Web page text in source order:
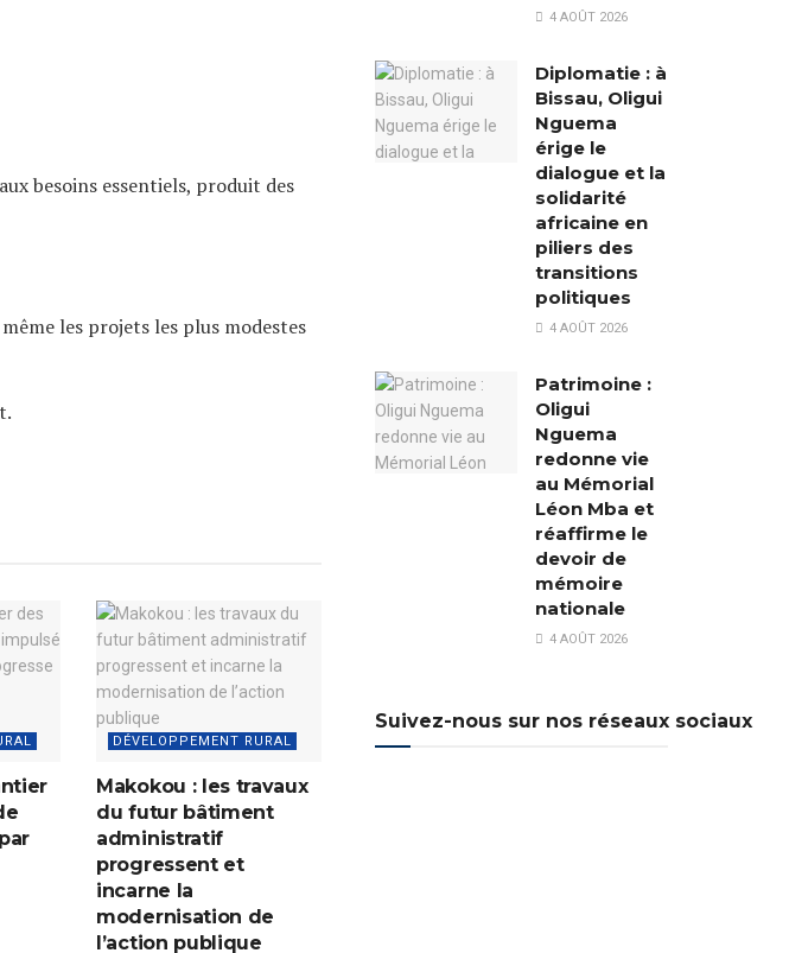
besoins essentiels, produit des
les projets les plus modestes
DÉVELOPPEMENT RURAL
Makokou : les travaux
du futur bâtiment
administratif
progressent et
incarne la
modernisation de
l’action publique
4 AOÛT 2026
Diplomatie : à
Bissau, Oligui
Nguema
érige le
dialogue et la
solidarité
africaine en
piliers des
transitions
politiques
4 AOÛT 2026
Patrimoine :
Oligui
Nguema
redonne vie
au Mémorial
Léon Mba et
réaffirme le
devoir de
mémoire
nationale
4 AOÛT 2026
Suivez-nous sur nos réseaux sociaux